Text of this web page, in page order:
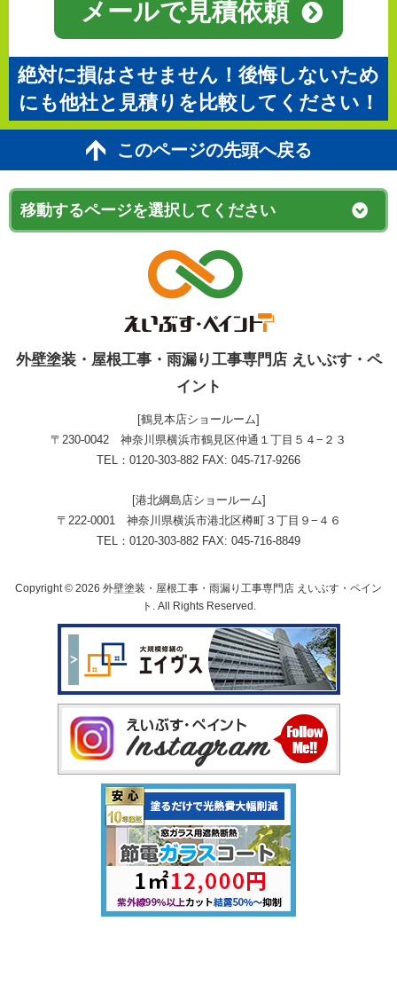
メールで見積依頼
絶対に損はさせません！後悔しないため
にも他社と見積りを比較してください！
このページの先頭へ戻る
外壁塗装・屋根工事・雨漏り工事専門店 えいぶす・ペ
イント
[鶴見本店ショールーム]
〒230-0042 神奈川県横浜市鶴見区仲通１丁目５４−２３
TEL：0120-303-882 FAX: 045-717-9266
[港北綱島店ショールーム]
〒222-0001 神奈川県横浜市港北区樽町３丁目９−４６
TEL：0120-303-882 FAX: 045-716-8849
Copyright © 2026 外壁塗装・屋根工事・雨漏り工事専門店 えいぶす・ペイン
ト. All Rights Reserved.